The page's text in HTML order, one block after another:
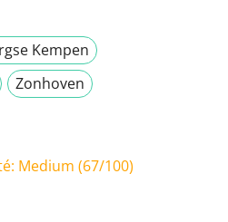
Kempen
Zonhoven
Medium (67/100)